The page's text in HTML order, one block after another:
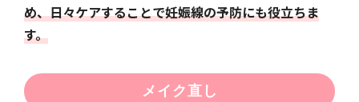
め、日々ケアすることで妊娠線の予防にも役立ちま
す。
メイク直し